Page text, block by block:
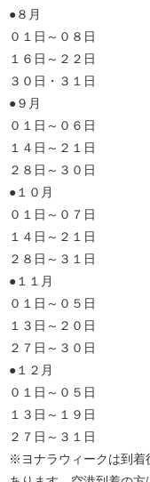
●８月
０１日～０８日
１６日～２２日
３０日・３１日
●９月
０１日～０６日
１４日～２１日
２８日～３０日
●１０月
０１日～０７日
１４日～２１日
２８日～３１日
●１１月
０１日～０５日
１３日～２０日
２７日～３０日
●１２月
０１日～０５日
１３日～１９日
２７日～３１日
※ヨナラウィークは到着